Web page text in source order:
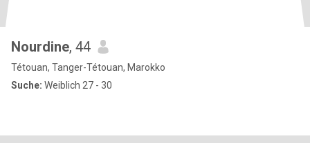
Nourdine, 44
Tétouan, Tanger-Tétouan, Marokko
Suche: Weiblich 27 - 30